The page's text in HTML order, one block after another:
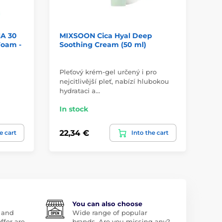
30
-
cart
MIXSOON Cica Hyal Deep
Soothing Cream (50 ml)
Pleťový krém-gel určený i pro
nejcitlivější pleť, nabízí hlubokou
hydrataci a…
In stock
22,34 € Into the cart
You can also choose
Wide range of popular